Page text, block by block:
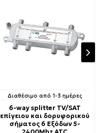
Διαθέσιμο από 1-3 ημέρες
6-way splitter TV/SAT
επίγειου και δορυφορικού
σήματος 6 Εξόδων 5-